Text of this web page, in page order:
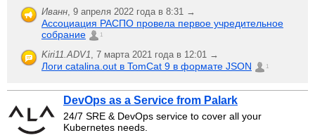
Иванн, 9 апреля 2022 года в 8:31 →
Ассоциация РАСПО провела первое учредительное
собрание
1
Kiri11.ADV1, 7 марта 2021 года в 12:01 →
Логи catalina.out в TomCat 9 в формате JSON 1
DevOps as a Service from Palark
24/7 SRE & DevOps service to cover all your
Kubernetes needs.